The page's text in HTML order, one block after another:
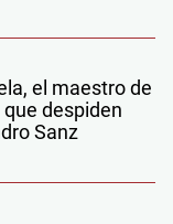
el maestro de
despiden
Sanz